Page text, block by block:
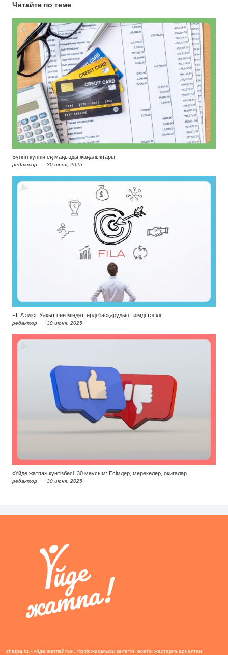
Читайте по теме
Бүгінгі күннің ең маңызды жаңалықтары
редактор 30 июня, 2025
FILA әдісі: Уақыт пен міндеттерді басқарудың тиімді тәсілі
редактор 30 июня, 2025
«Үйде жатпа» күнтізбесі. 30 маусым: Есімдер, мерекелер, оқиғалар
редактор 30 июня, 2025
zhatpa.kz - үйде жатпайтын, тірлік жасағысы келетін, өсетін жастарға арналған